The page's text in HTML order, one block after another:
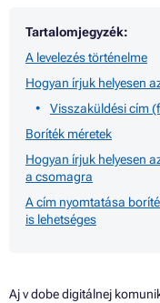
Tartalomjegyzék:
A levelezés történelme
Hogyan írjuk helyesen
Visszaküldési cím
Boríték méretek
Hogyan írjuk helyesen
a csomagra
A cím nyomtatása
is lehetséges
Aj v dobe digitálnej